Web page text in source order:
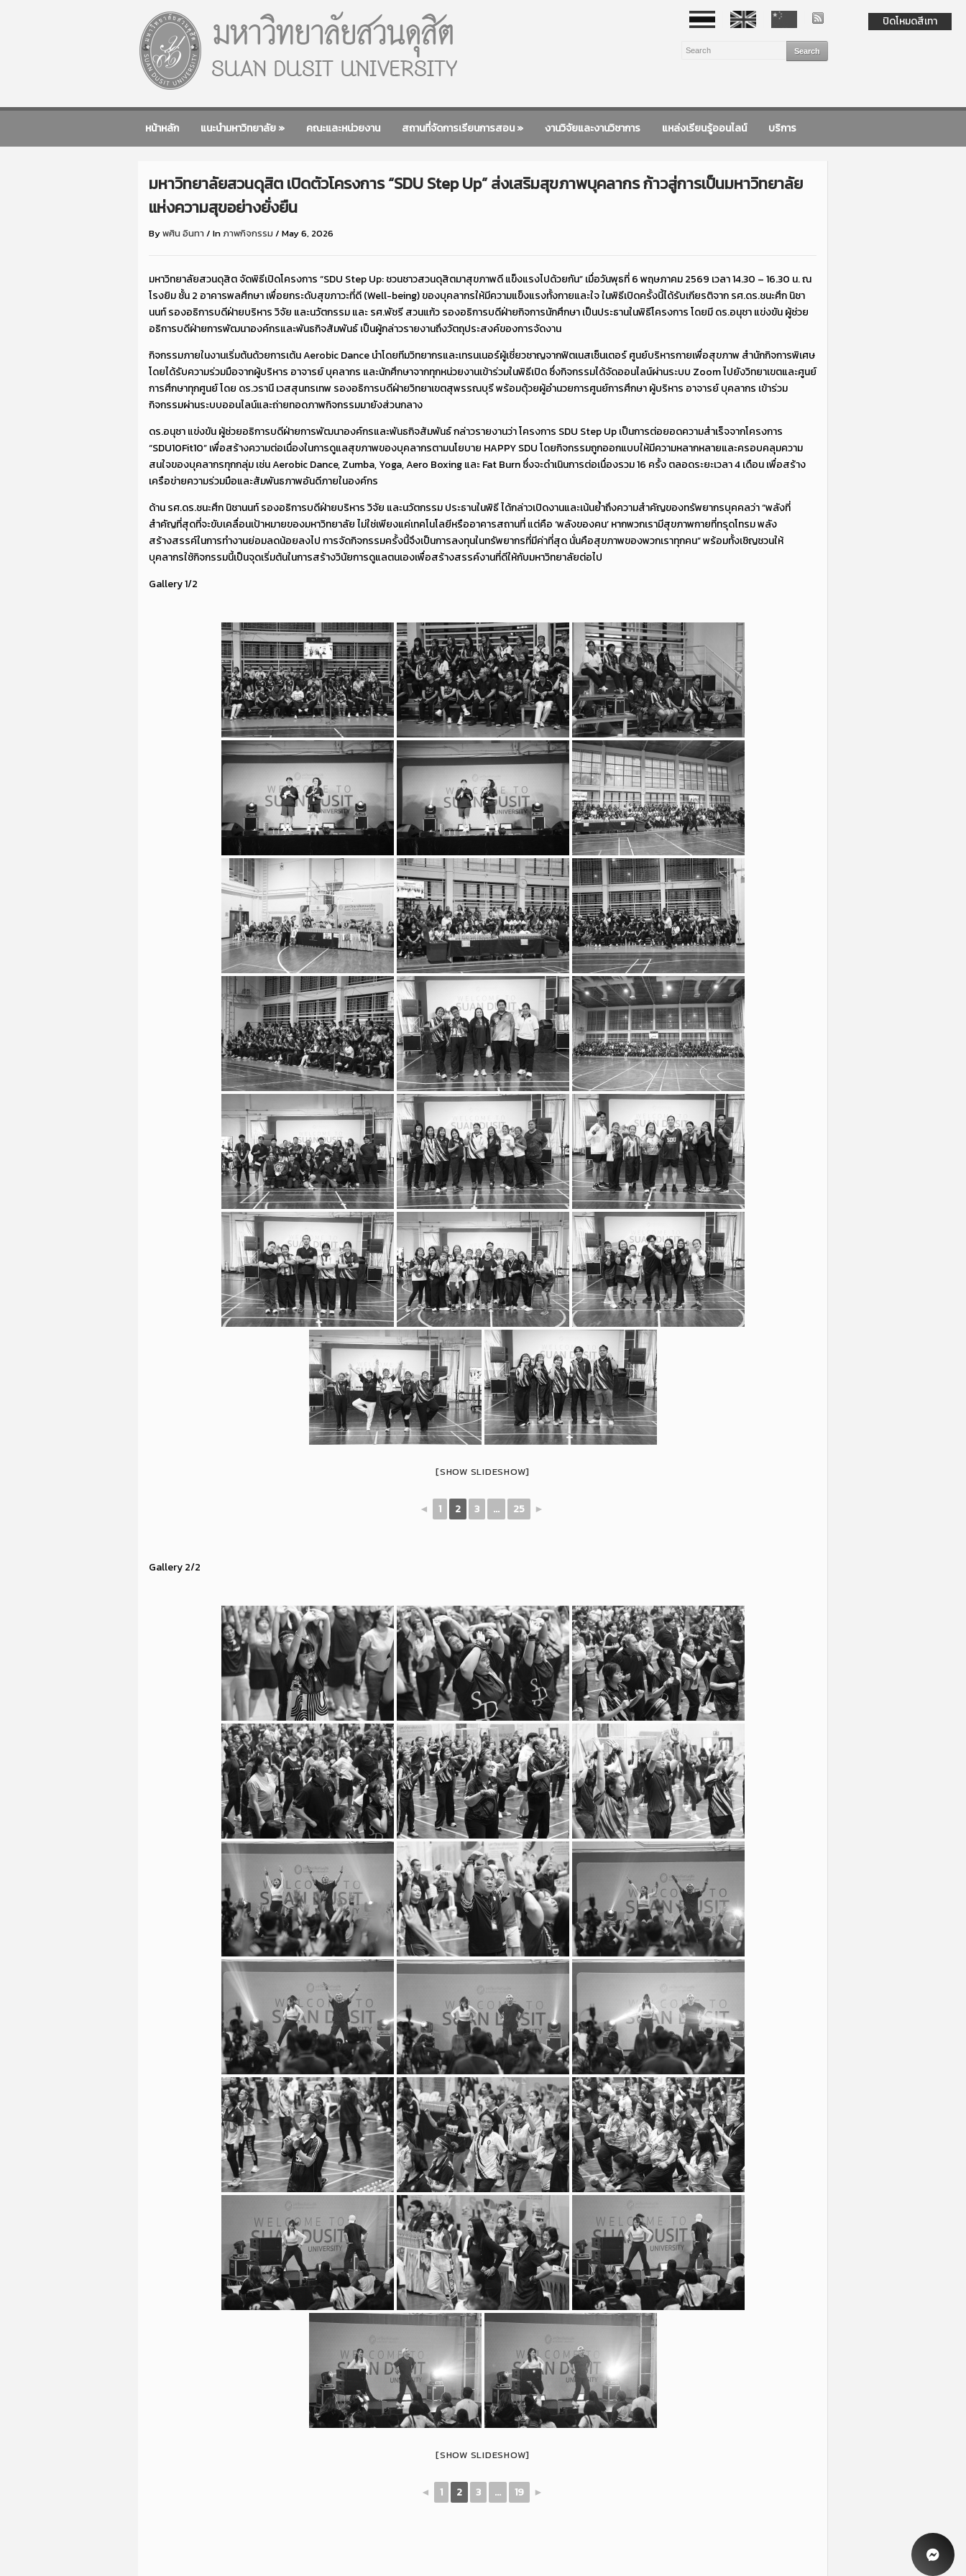
หน้าหลัก แนะนำมหาวิทยาลัย» คณะและหน่วยงาน สถานที่จัดการเรียนการสอน» งานวิจัยและงานวิชาการ แหล่งเรียนรู้ออนไลน์ บริการ
มหาวิทยาลัยสวนดุสิต เปิดตัวโครงการ “SDU Step Up” ส่งเสริมสุขภาพบุคลากร ก้าวสู่การเป็นมหาวิทยาลัย
แห่งความสุขอย่างยั่งยืน
Byพศิน อินทา/ Inภาพกิจกรรม / May 6, 2026
มหาวิทยาลัยสวนดุสิต จัดพิธีเปิดโครงการ “SDU Step Up: ชวนชาวสวนดุสิตมาสุขภาพดี แข็งแรงไปด้วยกัน” เมื่อวันพุธที่ 6 พฤษภาคม 2569 เวลา 14.30 – 16.30 น. ณ
โรงยิม ชั้น 2 อาคารพลศึกษา เพื่อยกระดับสุขภาวะที่ดี (Well-being) ของบุคลากรให้มีความแข็งแรงทั้งกายและใจ ในพิธีเปิดครั้งนี้ได้รับเกียรติจาก รศ.ดร.ชนะศึก นิชา
นนท์ รองอธิการบดีฝ่ายบริหาร วิจัย และนวัตกรรม และ รศ.พัชรี สวนแก้ว รองอธิการบดีฝ่ายกิจการนักศึกษา เป็นประธานในพิธีโครงการ โดยมี ดร.อนุชา แข่งขัน ผู้ช่วย
อธิการบดีฝ่ายการพัฒนาองค์กรและพันธกิจสัมพันธ์ เป็นผู้กล่าวรายงานถึงวัตถุประสงค์ของการจัดงาน
กิจกรรมภายในงานเริ่มต้นด้วยการเต้น Aerobic Dance นำโดยทีมวิทยากรและเทรนเนอร์ผู้เชี่ยวชาญจากฟิตเนสเซ็นเตอร์ ศูนย์บริหารกายเพื่อสุขภาพ สำนักกิจการพิเศษ
โดยได้รับความร่วมมือจากผู้บริหาร อาจารย์ บุคลากร และนักศึกษาจากทุกหน่วยงานเข้าร่วมในพิธีเปิด ซึ่งกิจกรรมได้จัดออนไลน์ผ่านระบบ Zoom ไปยังวิทยาเขตและศูนย์
การศึกษาทุกศูนย์ โดย ดร.วรานี เวสสุนทรเทพ รองอธิการบดีฝ่ายวิทยาเขตสุพรรณบุรี พร้อมดุ้วยผู้อำนวยการศูนย์การศึกษา ผู้บริหาร อาจารย์ บุคลากร เข้าร่วม
กิจกรรมผ่านระบบออนไลน์และถ่ายทอดภาพกิจกรรมมายังส่วนกลาง
ดร.อนุชา แข่งขัน ผู้ช่วยอธิการบดีฝ่ายการพัฒนาองค์กรและพันธกิจสัมพันธ์ กล่าวรายงานว่า โครงการ SDU Step Up เป็นการต่อยอดความสำเร็จจากโครงการ
“SDU10Fit10” เพื่อสร้างความต่อเนื่องในการดูแลสุขภาพของบุคลากรตามนโยบาย HAPPY SDU โดยกิจกรรมถูกออกแบบให้มีความหลากหลายและครอบคลุมความ
สนใจของบุคลากรทุกกลุ่ม เช่น Aerobic Dance, Zumba, Yoga, Aero Boxing และ Fat Burn ซึ่งจะดำเนินการต่อเนื่องรวม 16 ครั้ง ตลอดระยะเวลา 4 เดือน เพื่อสร้าง
เครือข่ายความร่วมมือและสัมพันธภาพอันดีภายในองค์กร
ด้าน รศ.ดร.ชนะศึก นิชานนท์ รองอธิการบดีฝ่ายบริหาร วิจัย และนวัตกรรม ประธานในพิธี ได้กล่าวเปิดงานและเน้นย้ำถึงความสำคัญของทรัพยากรบุคคลว่า “พลังที่
สำคัญที่สุดที่จะขับเคลื่อนเป้าหมายของมหาวิทยาลัย ไม่ใช่เพียงแค่เทคโนโลยีหรืออาคารสถานที่ แต่คือ ‘พลังของคน’ หากพวกเรามีสุขภาพกายที่ทรุดโทรม พลัง
สร้างสรรค์ในการทำงานย่อมลดน้อยลงไป การจัดกิจกรรมครั้งนี้จึงเป็นการลงทุนในทรัพยากรที่มีค่าที่สุด นั่นคือสุขภาพของพวกเราทุกคน” พร้อมทั้งเชิญชวนให้
บุคลากรใช้กิจกรรมนี้เป็นจุดเริ่มต้นในการสร้างวินัยการดูแลตนเองเพื่อสร้างสรรค์งานที่ดีให้กับมหาวิทยาลัยต่อไป
Gallery 1/2
[SHOW SLIDESHOW]
◄ 1 2 3 ... 25 ►
Gallery 2/2
[SHOW SLIDESHOW]
◄ 1 2 3 ... 19 ►
ปิดโหมดสีเทา